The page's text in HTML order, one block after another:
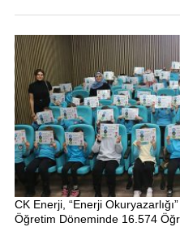
CK Enerji, “Enerji
Öğretim Döneminde 16.574